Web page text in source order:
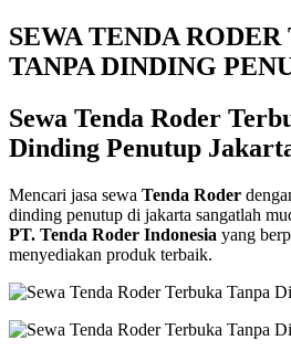
SEWA TENDA
TANPA DINDING
Sewa Tenda Roder
Dinding Penutup
Mencari jasa sewa Tenda Roder
dinding penutup di jakarta sangatlah
PT. Tenda Roder Indonesia yang
menyediakan produk terbaik.